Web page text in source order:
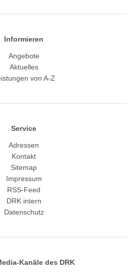
Informieren
Angebote
Aktuelles
von A-Z
Service
Adressen
Kontakt
Sitemap
Impressum
RSS-Feed
DRK intern
Datenschutz
Kanäle des DRK